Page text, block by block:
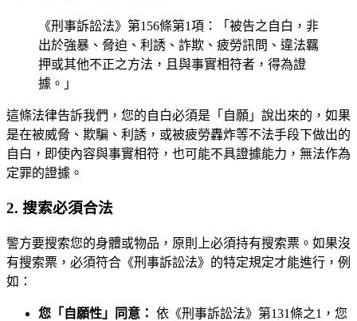
《刑事訴訟法》第156條第1項：「被告之自白，非
出於強暴、脅迫、利誘、詐欺、疲勞訊問、違法羈
押或其他不正之方法，且與事實相符者，得為證
據。」
這條法律告訴我們，您的自白必須是「自願」說出來的，如果
是在被威脅、欺騙、利誘，或被疲勞轟炸等不法手段下做出的
自白，即使內容與事實相符，也可能不具證據能力，無法作為
定罪的證據。
2. 搜索必須合法
警方要搜索您的身體或物品，原則上必須持有搜索票。如果沒
有搜索票，必須符合《刑事訴訟法》的特定規定才能進行，例
如：
您「自願性」同意： 依《刑事訴訟法》第131條之1，您